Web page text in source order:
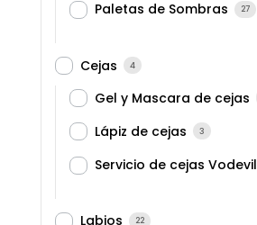
Paletas de Sombras 27
Cejas 4
Gel y Mascara de cejas
Lápiz de cejas 3
Servicio de cejas Vodevil
Labios 22